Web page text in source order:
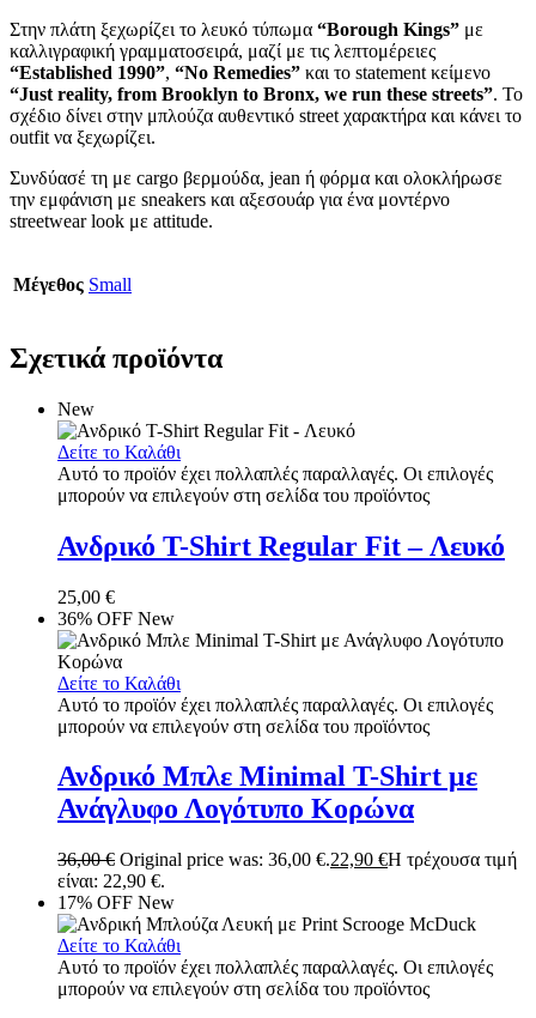
Στην πλάτη ξεχωρίζει το λευκό τύπωμα “Borough Kings” με
καλλιγραφική γραμματοσειρά, μαζί με τις λεπτομέρειες
“Established 1990”, “No Remedies” και το statement κείμενο
“Just reality, from Brooklyn to Bronx, we run these streets”. Το
σχέδιο δίνει στην μπλούζα αυθεντικό street χαρακτήρα και κάνει το
outfit να ξεχωρίζει.
Συνδύασέ τη με cargo βερμούδα, jean ή φόρμα και ολοκλήρωσε
την εμφάνιση με sneakers και αξεσουάρ για ένα μοντέρνο
streetwear look με attitude.
Μέγεθος Small
Σχετικά προϊόντα
New
Δείτε το Καλάθι
Αυτό το προϊόν έχει πολλαπλές παραλλαγές. Οι επιλογές
μπορούν να επιλεγούν στη σελίδα του προϊόντος
Ανδρικό T-Shirt Regular Fit – Λευκό
25,00 €
36% OFF New
Δείτε το Καλάθι
Αυτό το προϊόν έχει πολλαπλές παραλλαγές. Οι επιλογές
μπορούν να επιλεγούν στη σελίδα του προϊόντος
Ανδρικό Μπλε Minimal T-Shirt με
Ανάγλυφο Λογότυπο Κορώνα
36,00€ Original price was: 36,00 €.22,90 €Η τρέχουσα τιμή
είναι: 22,90 €.
17% OFF New
Δείτε το Καλάθι
Αυτό το προϊόν έχει πολλαπλές παραλλαγές. Οι επιλογές
μπορούν να επιλεγούν στη σελίδα του προϊόντος